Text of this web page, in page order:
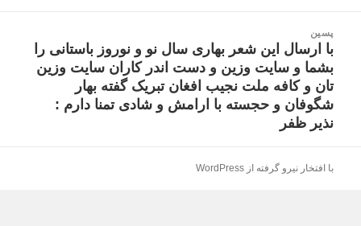
پسین
نوشته
بعدی:
با ارسال این شعر بهاری سال نو و نوروز باستانی را
بشما و سایت وزین و دست اندر کاران سایت وزین
تان و کافه ملت نجیب افغان تبریک گفته بهار
شگوفان و حجسته با ارامش و شادی تمنا دارم :
نذیر ظفر
با افتخار نیرو گرفته از WordPress